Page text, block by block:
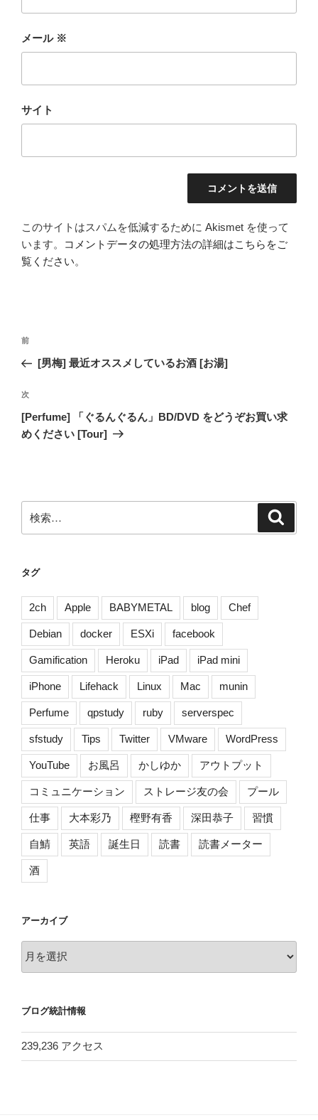
メール ※
サイト
このサイトはスパムを低減するために Akismet を使って
います。
コメントデータの処理方法の詳細はこちらをご
覧ください。
投
ナ
ビ
ゲ
ー
前
の
稿
前
[男梅] 最近オススメしているお酒 [お湯]
次
の
投
次
[Perfume] 「ぐるんぐるん」BD/DVD をどうぞお買い求
めください [Tour]
索:
タグ
2ch Apple BABYMETAL blog Chef
Debian docker ESXi facebook
Gamification Heroku iPad iPad mini
iPhone Lifehack Linux Mac munin
Perfume qpstudy ruby serverspec
sfstudy Tips Twitter VMware WordPress
YouTube お風呂 かしゆか アウトプット
コミュニケーション ストレージ友の会 プール
仕事 大本彩乃 樫野有香 深田恭子 習慣
自鯖 英語 誕生日 読書 読書メーター
酒
アーカイブ
ー
ブ
ブログ統計情報
239,236 アクセス